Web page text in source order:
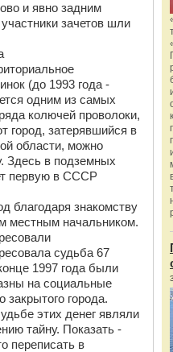
и явно задним
зачетов шли
(до 1993 года -
одним из самых
колючей проволоки,
город, затерявшийся в
области, можно
Здесь в подземных
первую в СССР
благодаря знакомству
местным начальником.
судьба 67
1997 года были
на социальные
закрытого города.
этих денег являли
тайну. Показать -
переписать в